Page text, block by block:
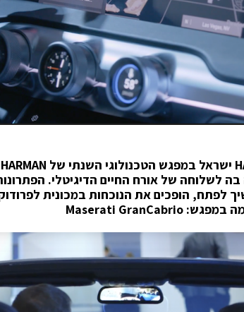
ישראל במפגש הטכנולוגי השנתי של HARMAN
לשלוחה של אורח החיים הדיגיטלי.
לפתח, הופכים את הנוכחות במכונית
במפגש: Maserati GranCabrio